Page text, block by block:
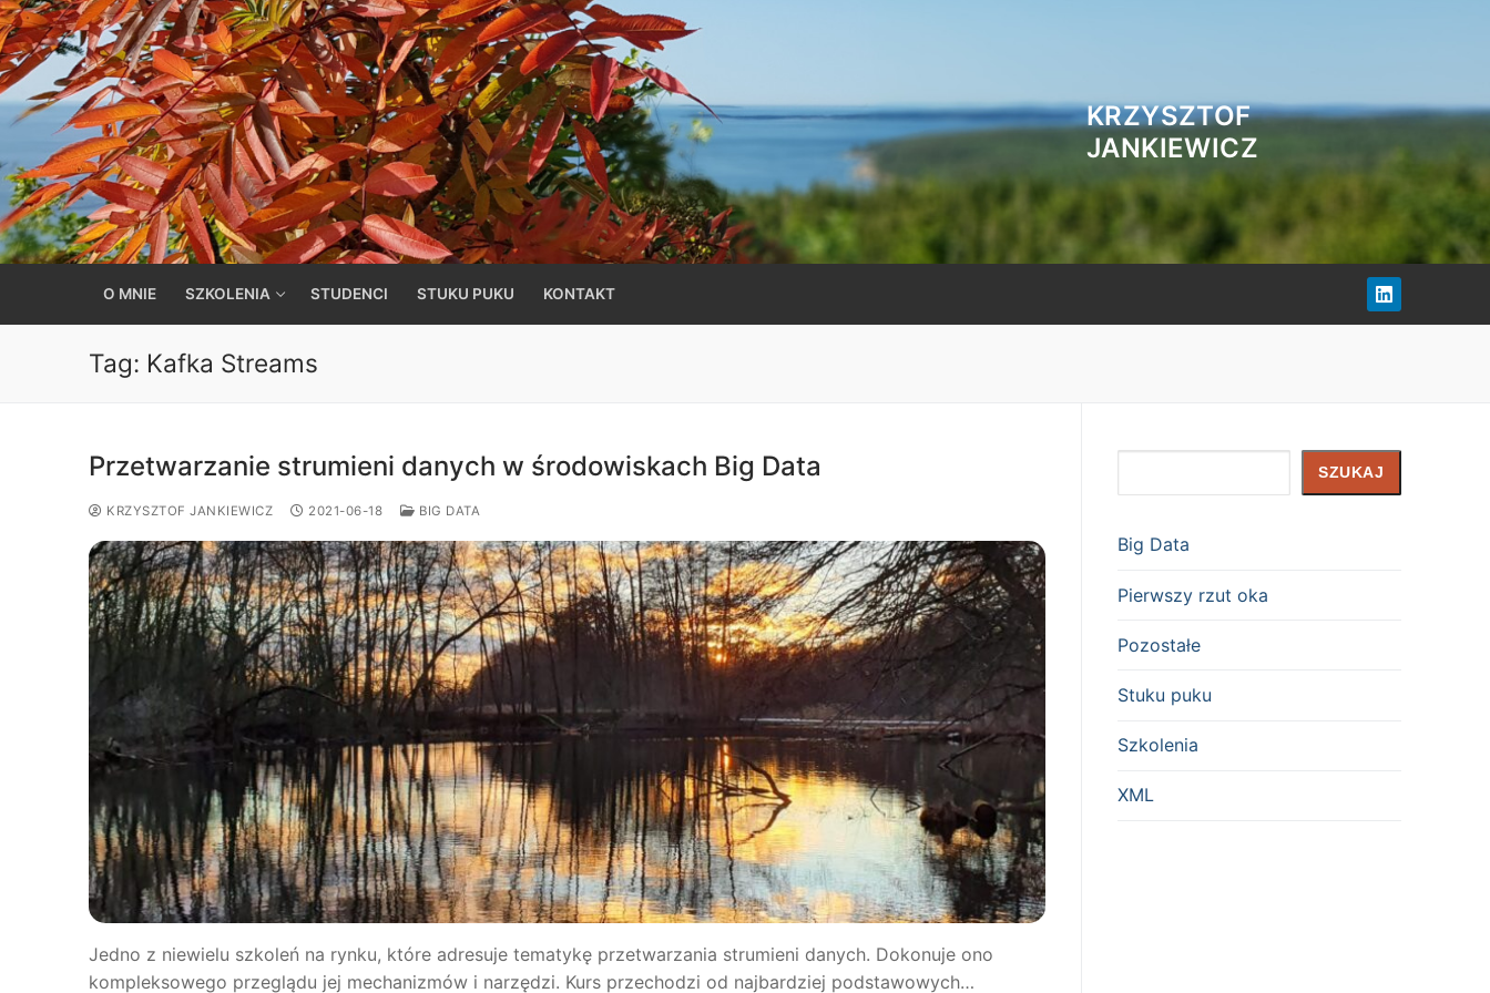
Przejdź
do
treści
KRZYSZTOF
JANKIEWICZ
O MNIE SZKOLENIA STUDENCI STUKU PUKU KONTAKT
Tag: Kafka Streams
Przetwarzanie strumieni danych w środowiskach Big Data
KRZYSZTOF JANKIEWICZ 2021-06-18 BIG DATA
Jedno z niewielu szkoleń na rynku, które adresuje tematykę przetwarzania strumieni danych. Dokonuje ono
kompleksowego przeglądu jej mechanizmów i narzędzi. Kurs przechodzi od najbardziej podstawowych…
SZUKAJ
Big Data
Pierwszy rzut oka
Pozostałe
Stuku puku
Szkolenia
XML